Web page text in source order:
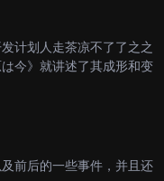
计划人走茶凉不了了之之
今》就讲述了其成形和变
前后的一些事件，并且还